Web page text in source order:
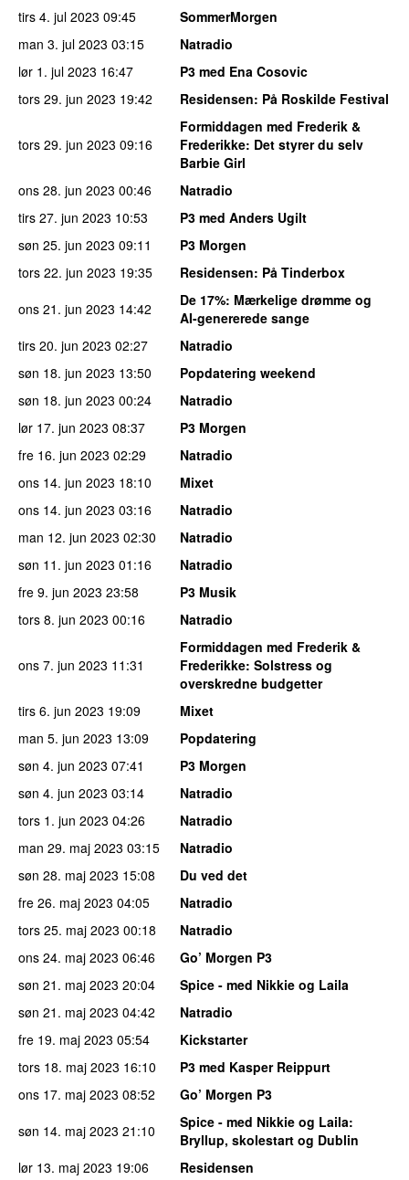
tirs 4. jul 2023 09:45
SommerMorgen
man 3. jul 2023 03:15
Natradio
lør 1. jul 2023 16:47
P3 med Ena Cosovic
tors 29. jun 2023 19:42 Residensen: På Roskilde Festival
tors 29. jun 2023 09:16
Formiddagen med Frederik &
Frederikke: Det styrer du selv
Barbie Girl
ons 28. jun 2023 00:46
Natradio
tirs 27. jun 2023 10:53
P3 med Anders Ugilt
søn 25. jun 2023 09:11
P3 Morgen
tors 22. jun 2023 19:35 Residensen: På Tinderbox
ons 21. jun 2023 14:42 De 17%: Mærkelige drømme og
AI-genererede sange
tirs 20. jun 2023 02:27
Natradio
søn 18. jun 2023 13:50
Popdatering weekend
søn 18. jun 2023 00:24
Natradio
lør 17. jun 2023 08:37
P3 Morgen
fre 16. jun 2023 02:29
Natradio
ons 14. jun 2023 18:10
Mixet
ons 14. jun 2023 03:16
Natradio
man 12. jun 2023 02:30
Natradio
søn 11. jun 2023 01:16
Natradio
fre 9. jun 2023 23:58
P3 Musik
tors 8. jun 2023 00:16 Natradio
ons 7. jun 2023 11:31
Formiddagen med Frederik &
Frederikke: Solstress og
overskredne budgetter
tirs 6. jun 2023 19:09
Mixet
man 5. jun 2023 13:09
Popdatering
søn 4. jun 2023 07:41
P3 Morgen
søn 4. jun 2023 03:14
Natradio
tors 1. jun 2023 04:26
Natradio
man 29. maj 2023 03:15
Natradio
søn 28. maj 2023 15:08
Du ved det
fre 26. maj 2023 04:05
Natradio
tors 25. maj 2023 00:18
Natradio
ons 24. maj 2023 06:46
Go’ Morgen P3
søn 21. maj 2023 20:04
Spice - med Nikkie og Laila
søn 21. maj 2023 04:42
Natradio
fre 19. maj 2023 05:54
Kickstarter
tors 18. maj 2023 16:10
P3 med Kasper Reippurt
ons 17. maj 2023 08:52
Go’ Morgen P3
søn 14. maj 2023 21:10 Spice - med Nikkie og Laila:
Bryllup, skolestart og Dublin
lør 13. maj 2023 19:06
Residensen